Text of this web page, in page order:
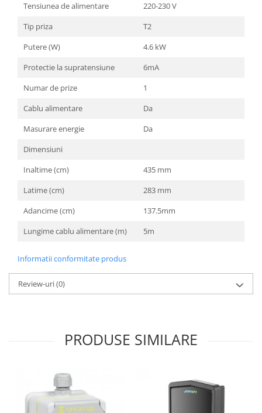
Tensiunea de alimentare
220-230 V
Tip priza
T2
Putere (W)
4.6 kW
Protectie la supratensiune
6mA
Numar de prize
1
Cablu alimentare
Da
Masurare energie
Da
Dimensiuni
Inaltime (cm)
435 mm
Latime (cm)
283 mm
Adancime (cm)
137.5mm
Lungime cablu alimentare (m)
5m
Informatii conformitate produs
Review-uri(0)
PRODUSE SIMILARE